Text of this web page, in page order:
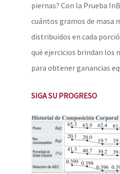
piernas? Con la Prueba
cuántos gramos de masa
distribuidos en cada
qué ejercicios brindan los
para obtener ganancias
SIGA SU PROGRESO